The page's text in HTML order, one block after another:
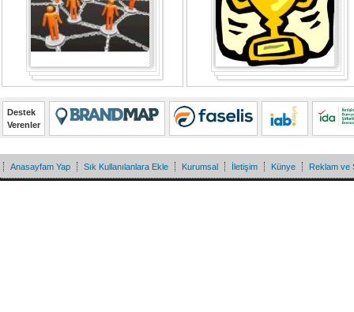
Destek
Verenler
Anasayfam Yap Sık Kullanılanlara Ekle Kurumsal İletişim Künye Reklam ve